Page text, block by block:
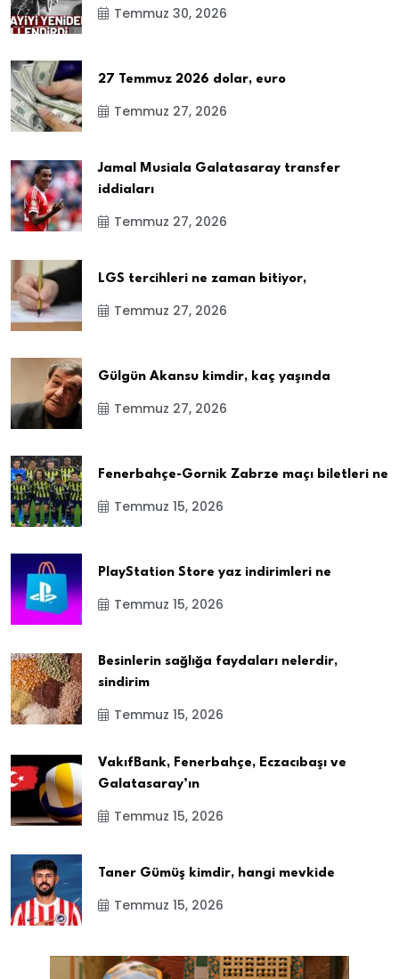
Temmuz 30, 2026
27 Temmuz 2026 dolar, euro
Temmuz 27, 2026
Jamal Musiala Galatasaray transfer
iddiaları
Temmuz 27, 2026
LGS tercihleri ne zaman bitiyor,
Temmuz 27, 2026
Gülgün Akansu kimdir, kaç yaşında
Temmuz 27, 2026
Fenerbahçe-Gornik Zabrze maçı biletleri ne
Temmuz 15, 2026
PlayStation Store yaz indirimleri ne
Temmuz 15, 2026
Besinlerin sağlığa faydaları nelerdir,
sindirim
Temmuz 15, 2026
VakıfBank, Fenerbahçe, Eczacıbaşı ve
Galatasaray’ın
Temmuz 15, 2026
Taner Gümüş kimdir, hangi mevkide
Temmuz 15, 2026